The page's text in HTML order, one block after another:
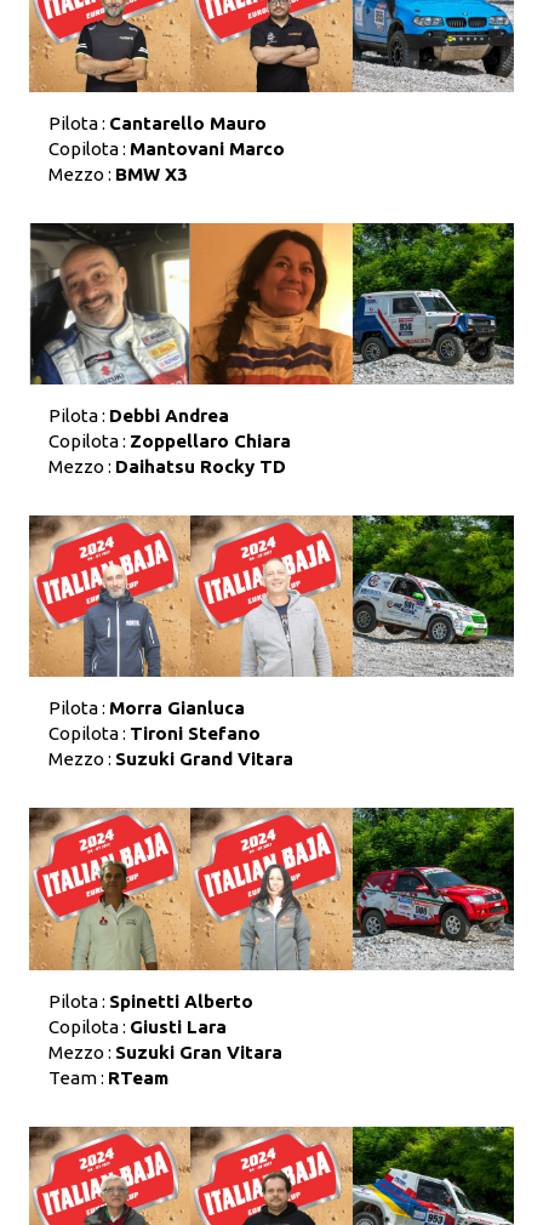
Pilota : Cantarello Mauro
Copilota : Mantovani Marco
Mezzo : BMW X3
Pilota : Debbi Andrea
Copilota : Zoppellaro Chiara
Mezzo : Daihatsu Rocky TD
Pilota : Morra Gianluca
Copilota : Tironi Stefano
Mezzo : Suzuki Grand Vitara
Pilota : Spinetti Alberto
Copilota : Giusti Lara
Mezzo : Suzuki Gran Vitara
Team : RTeam